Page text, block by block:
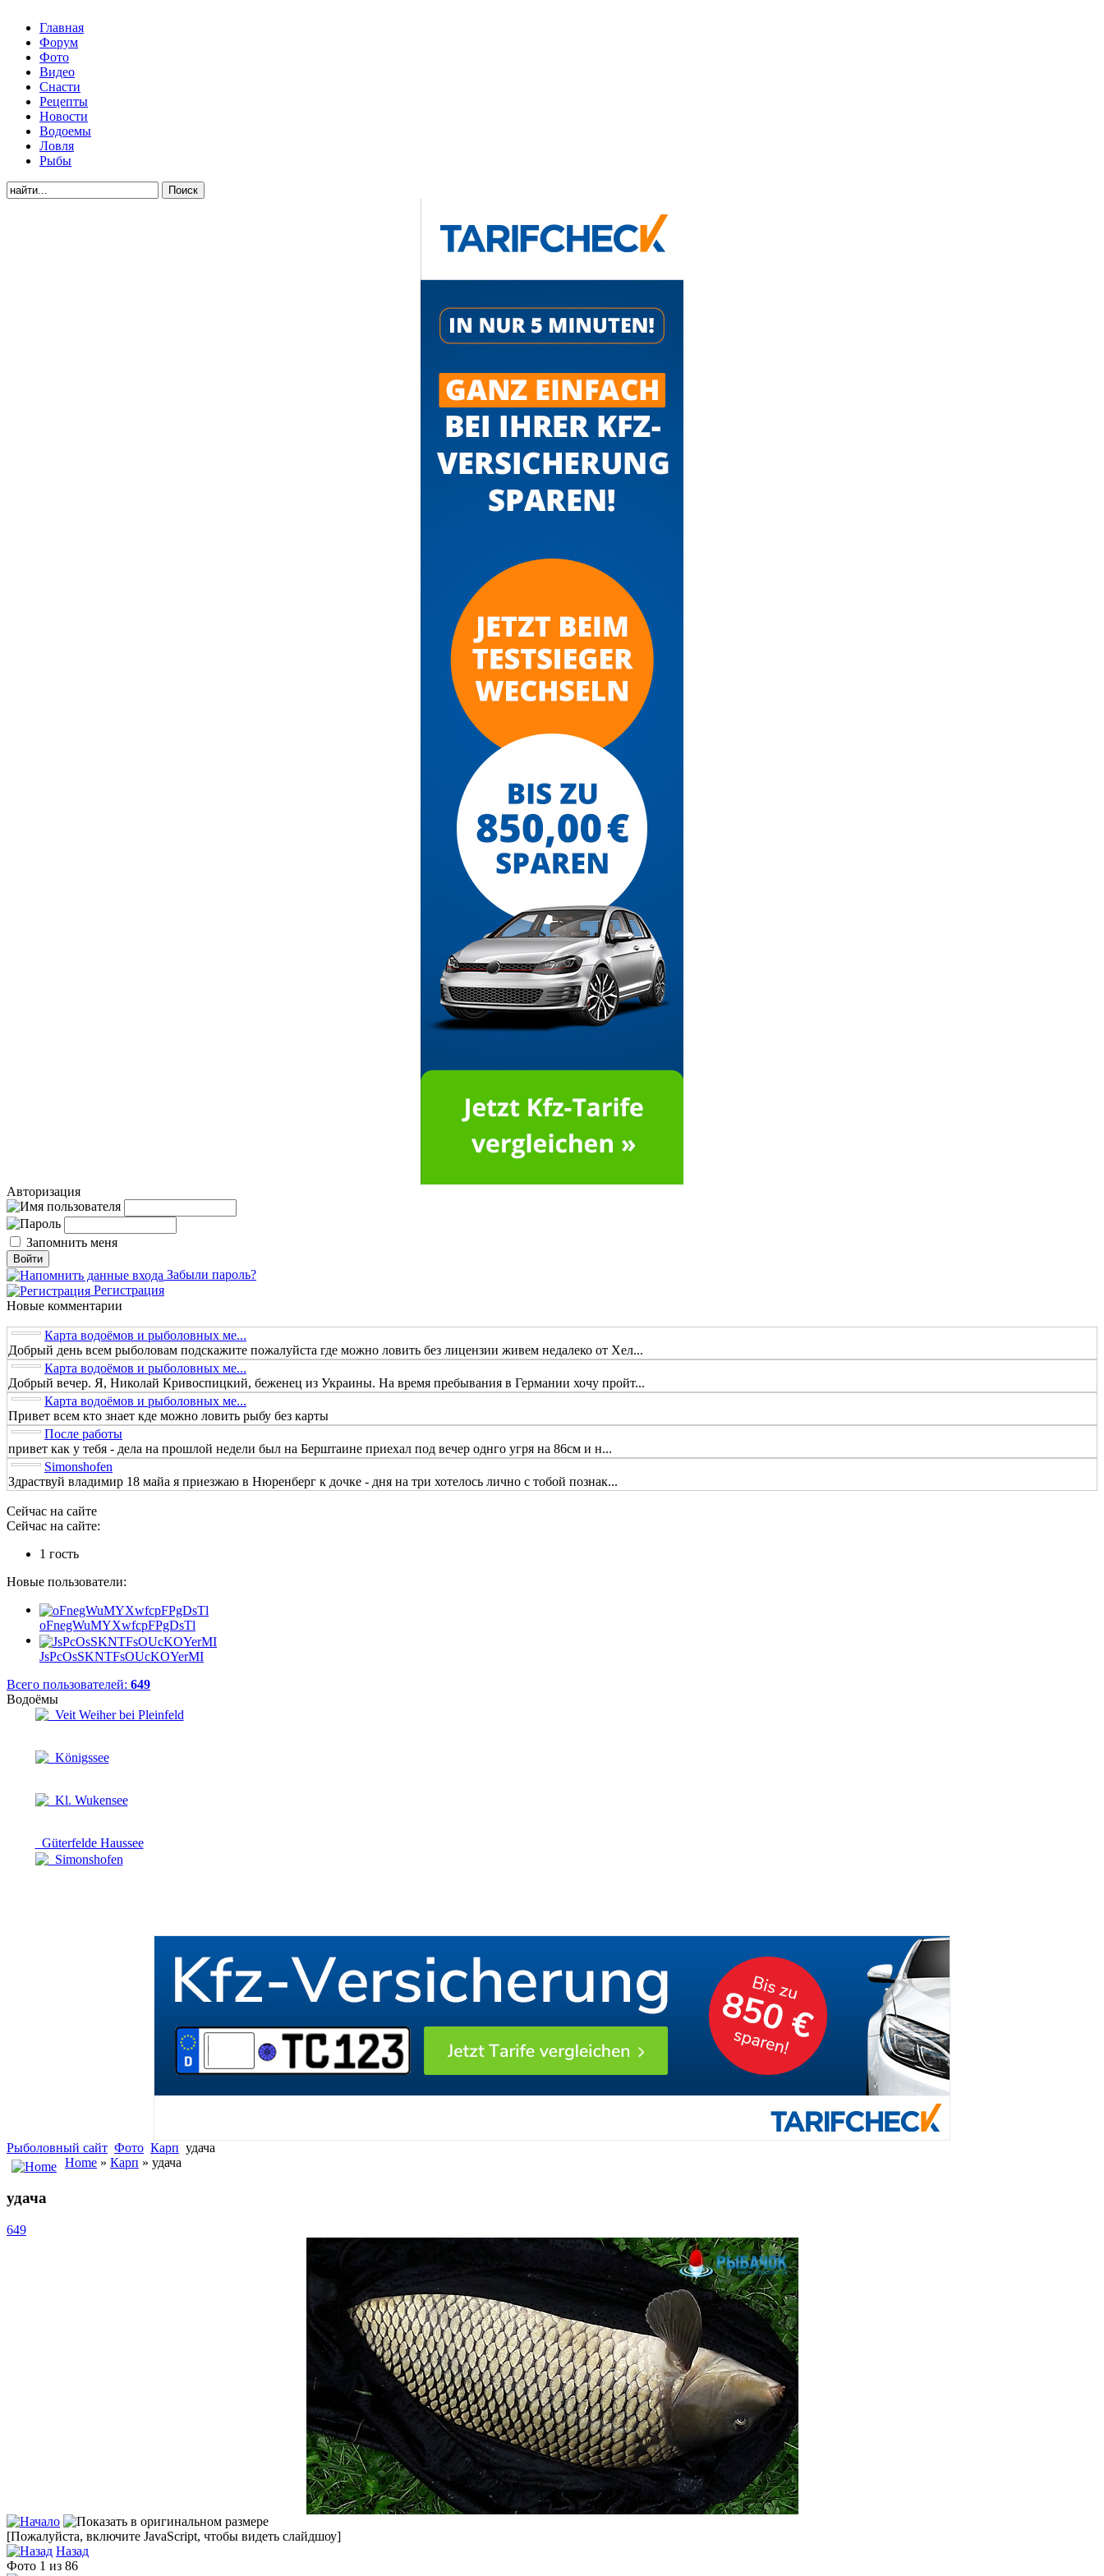
Главная
Форум
Фото
Видео
Снасти
Рецепты
Новости
Водоемы
Ловля
Рыбы
Авторизация
Запомнить меня
Забыли пароль?
Регистрация
Новые комментарии
Карта водоёмов и рыболовных ме...
Добрый день всем рыболовам подскажите пожалуйста где можно ловить без лицензии живем недалеко от Хел...
Карта водоёмов и рыболовных ме...
Добрый вечер. Я, Николай Кривоспицкий, беженец из Украины. На время пребывания в Германии хочу пройт...
Карта водоёмов и рыболовных ме...
Привет всем кто знает кде можно ловить рыбу без карты
После работы
привет как у тебя - дела на прошлой недели был на Берштаине приехал под вечер однго угря на 86см и н...
Simonshofen
Здраствуй владимир 18 майа я приезжаю в Нюренберг к дочке - дня на три хотелось лично с тобой познак...
Сейчас на сайте
Сейчас на сайте:
1 гость
Новые пользователи:
oFnegWuMYXwfcpFPgDsTl
JsPcOsSKNTFsOUcKOYerMI
Всего пользователей: 649
Водоёмы
Veit Weiher bei Pleinfeld
Königssee
Kl. Wukensee
Güterfelde Haussee
Simonshofen
Рыболовный сайт Фото Карп удача
Home » Карп » удача
удача
649
[Пожалуйста, включите JavaScript, чтобы видеть слайдшоу]
Назад
Фото 1 из 86